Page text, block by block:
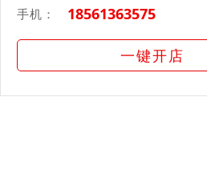
手机： 18561363575
一键开店